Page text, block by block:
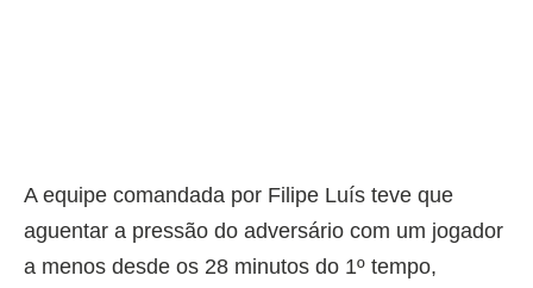
A equipe comandada por Filipe Luís teve que
aguentar a pressão do adversário com um jogador
a menos desde os 28 minutos do 1º tempo,